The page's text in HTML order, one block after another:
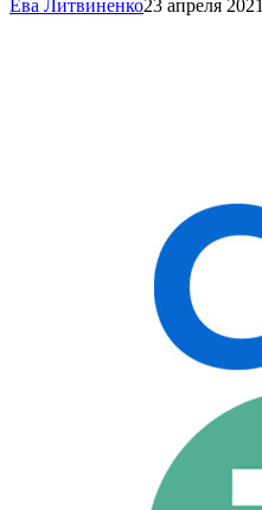
Ева Литвиненко23 апреля 2021